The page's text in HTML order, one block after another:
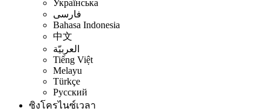
Українська
فارسی
Bahasa Indonesia
中文
العربيّة
Tiếng Việt
Melayu
Türkçe
Русский
ซิงโครไนซ์เวลา